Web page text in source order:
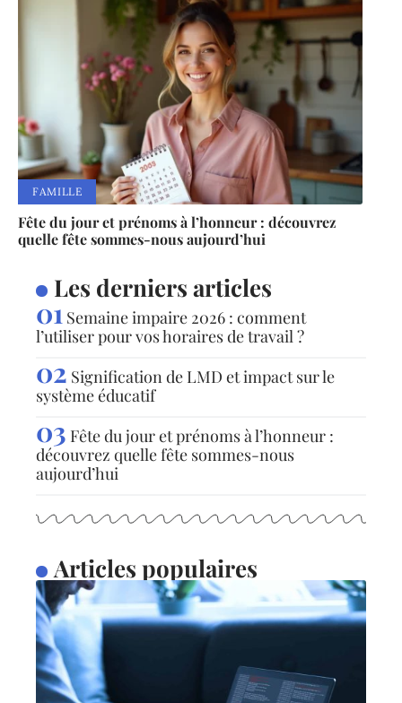
FAMILLE
Fête du jour et prénoms à l’honneur : découvrez
quelle fête sommes-nous aujourd’hui
Les derniers articles
Semaine impaire 2026 : comment
l’utiliser pour vos horaires de travail ?
Signification de LMD et impact sur le
système éducatif
Fête du jour et prénoms à l’honneur :
découvrez quelle fête sommes-nous
aujourd’hui
Articles populaires